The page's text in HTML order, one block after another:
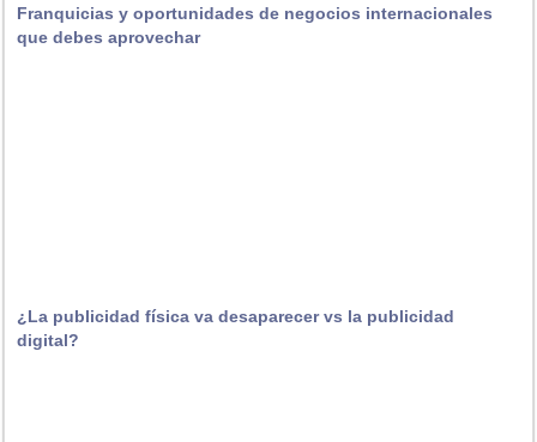
Franquicias y oportunidades de negocios internacionales
que debes aprovechar
¿La publicidad física va desaparecer vs la publicidad
digital?